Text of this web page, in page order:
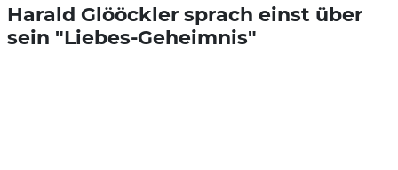
Harald Glööckler sprach einst über
sein "Liebes-Geheimnis"